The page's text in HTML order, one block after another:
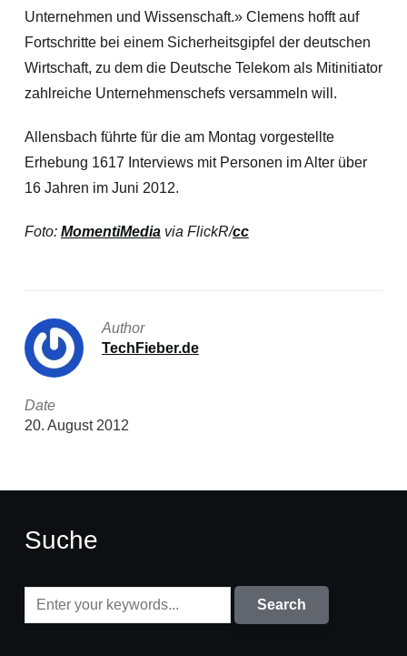
Unternehmen und Wissenschaft.» Clemens hofft auf
Fortschritte bei einem Sicherheitsgipfel der deutschen
Wirtschaft, zu dem die Deutsche Telekom als Mitinitiator
zahlreiche Unternehmenschefs versammeln will.
Allensbach führte für die am Montag vorgestellte
Erhebung 1617 Interviews mit Personen im Alter über
16 Jahren im Juni 2012.
Foto: MomentiMediavia FlickR/cc
Author
TechFieber.de
Date
20. August 2012
Suche